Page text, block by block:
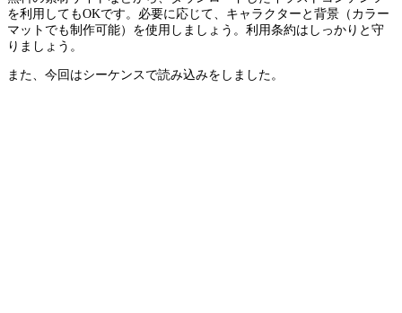
を利用してもOKです。必要に応じて、キャラクターと背景（カラー
マットでも制作可能）を使用しましょう。利用条約はしっかりと守
りましょう。
また、今回はシーケンスで読み込みをしました。